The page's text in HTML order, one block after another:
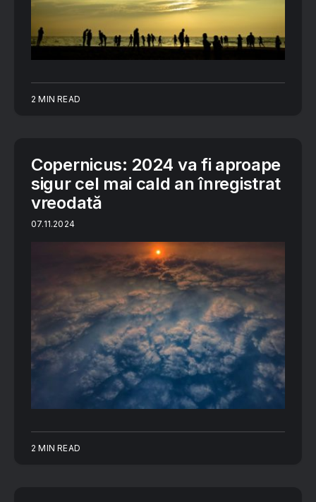
2 MIN READ
Copernicus: 2024 va fi aproape
sigur cel mai cald an înregistrat
vreodată
07.11.2024
2 MIN READ